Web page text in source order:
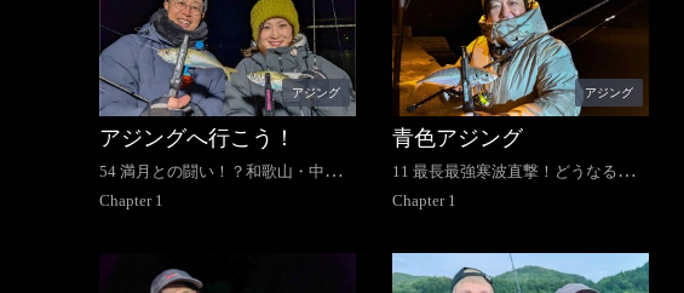
アジング
アジングへ行こう！
54 満月との闘い！？和歌山・中紀
をランガン！
Chapter 1
アジング
青色アジング
11 最長最強寒波直撃！どうなる？
熊本県御所浦島アジング
Chapter 1